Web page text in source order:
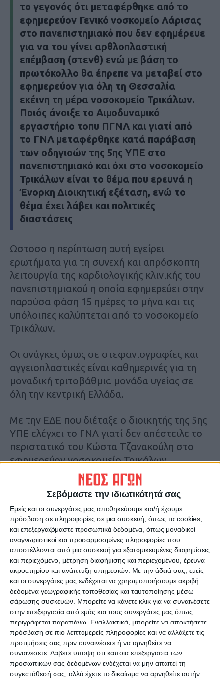
Σεβόμαστε την ιδιωτικότητά σας
Εμείς και οι συνεργάτες μας αποθηκεύουμε και/ή έχουμε
πρόσβαση σε πληροφορίες σε μια συσκευή, όπως τα cookies,
και επεξεργαζόμαστε προσωπικά δεδομένα, όπως μοναδικοί
αναγνωριστικοί και προσαρμοσμένες πληροφορίες που
αποστέλλονται από μια συσκευή για εξατομικευμένες διαφημίσεις
και περιεχόμενο, μέτρηση διαφήμισης και περιεχομένου, έρευνα
ακροατηρίου και ανάπτυξη υπηρεσιών. Με την άδειά σας, εμείς
και οι συνεργάτες μας ενδέχεται να χρησιμοποιήσουμε ακριβή
δεδομένα γεωγραφικής τοποθεσίας και ταυτοποίησης μέσω
σάρωσης συσκευών. Μπορείτε να κάνετε κλικ για να συναινέσετε
στην επεξεργασία από εμάς και τους συνεργάτες μας όπως
περιγράφεται παραπάνω. Εναλλακτικά, μπορείτε να αποκτήσετε
πρόσβαση σε πιο λεπτομερείς πληροφορίες και να αλλάξετε τις
προτιμήσεις σας πριν συναινέσετε ή να αρνηθείτε να
συναινέσετε. Λάβετε υπόψη ότι κάποια επεξεργασία των
προσωπικών σας δεδομένων ενδέχεται να μην απαιτεί τη
συγκατάθεσή σας, αλλά έχετε το δικαίωμα να αρνηθείτε αυτήν
το γεγονός ότι μεταφέρθηκε από το
εφημερεύον Γενικό νοσκομείο Λάρισας
στο πανεπιστημιακό που δεν εφημέρευε
για να του γίνει αρθλοπλαστική
επέμβαση (στενθ) ενώ με βάση το
πρωτόκολλο θα έπρεπε να μεταβεί στο
εφημερεύον για όλη τη Θεσσαλία
εκέινη τη μέρα νοσοκομείο Τρικάλων.
Ποιός άνοιξε το Αιμοδυναμικό
εργαστήριο τοπυ ΠΓΝΛ και γιατί από
το ΓΝΛ μεταφέρθηκε κατά παράβαση
των οδηγιοών της 5ης ΥΠΕ στο
πανεπιστημιακό και όχι στο νοσοκομείο
Τρικάλων είναι το θέμα που ερευνά η
Ένορκη Διοικητική εξέταση, ενώ το
θέμα έχει λάβει και πολιτικές
διαστάσεις
Ωστοσο η περίπτωση αυτή εγείρει
ερωτήματα για τη συνεχή και απρόσκοπτη
λειτουργία της καρδιολογικής κλινικής του
πανεπιστημιακού η οποία εφημερεύει στην
παρούσα φάση 15 ημέρες το μήνα και τις
υπόλοιπες καλύπτεται από το νοσοκομείο
Τρικάλων.
Οι ανάγκες όμως σε στεφανιογραφίες και
αγγειοπλαστικές είναι καθημερινές για τη
μοναδική τριτοβάθμια μονάδα υγείας σε
όλη την κεντρική Ελλάδα.
Με την ΕΔΕ που διέταξε ο διοικητής της 5ης
ΥΠΕ ελέγχει το ΓΝΛ γιατί δεν απέστειλε το
περιστατικό του Κώστα Τζανακούλη στο
εφημερεύον νοσοκομείο Τρικάλων ,
σύμφωνα με την οδηγία της 5ης ΥΠΕ. Αξίζει
να τονιστεί ότι προχθές σε άλλη περίπτωση
40χρονου ασθενούς δεν άνοιξε το
αιμοδυναμικό του πανεπιστημιακού καθώς
δεν εφημέρευε και αυτό προκάλεσε την
διενέργεια της ΕΔΕ από πλευράς του κ.
Σερέτη. Μάλιστα για το θέμα υπήρξε και
αναφορά του βουλευτή Λάρισας του ΣΥΡΙΖΑ
Βασίλη Κόκκαλη προς τον υπουργό Υγείας
Θ. Πλεύρη.
Πλην όμως το ερώτημα παραμένει αν θα
πρέπει να πιεστεί η ηγεσία του υπουργείου
Υγείας ώστε να λειτουργεί σε καθημερινή
βάση ο στεφανιογράφος στο
πανεπιστημιακό. Με δεδομένο ότι υπάρχει